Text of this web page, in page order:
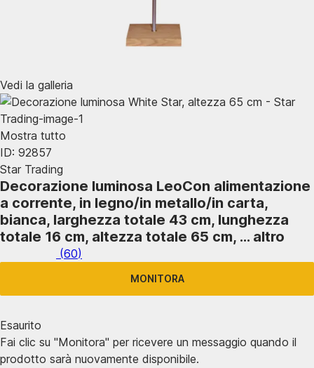
Vedi la galleria
Mostra tutto
ID: 92857
Star Trading
Decorazione luminosa LeoCon alimentazione
a corrente, in legno/in metallo/in carta,
bianca, larghezza totale 43 cm, lunghezza
totale 16 cm, altezza totale 65 cm, … altro
(60)
MONITORA
Esaurito
Fai clic su "Monitora" per ricevere un messaggio quando il
prodotto sarà nuovamente disponibile.